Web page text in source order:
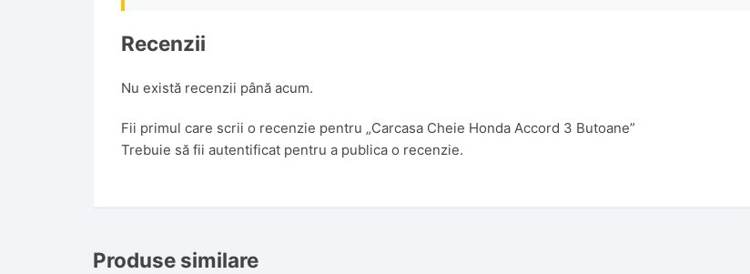
Recenzii
Nu există recenzii până acum.
Fii primul care scrii o recenzie pentru „Carcasa Cheie Honda Accord 3 Butoane”
Trebuie să fii autentificat pentru a publica o recenzie.
Produse similare